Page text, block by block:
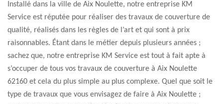
Installé dans la ville de Aix Noulette, notre entreprise KM
Service est réputée pour réaliser des travaux de couverture de
qualité, réalisés dans les règles de l’art et qui sont à prix
raisonnables. Étant dans le métier depuis plusieurs années ;
sachez que, notre entreprise KM Service est tout à fait apte à
s’occuper de tous vos travaux de couverture à Aix Noulette
62160 et cela du plus simple au plus complexe. Quel que soit le
type de travaux que vous envisagez de faire à Aix Noulette ;